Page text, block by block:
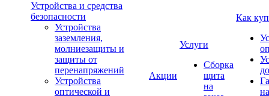
Устройства и средства
безопасности
Устройства
заземления,
молниезащиты и
защиты от
перенапряжений
Устройства
оптической и
Акции
Услуги
Сборка
щита
на
Как